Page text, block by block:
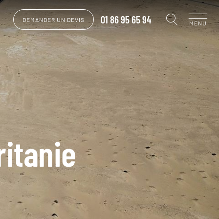
DEMANDER UN DEVIS 01 86 95 65 94 MENU